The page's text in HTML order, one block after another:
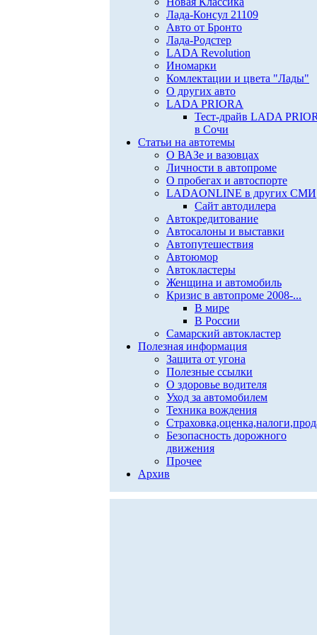
Лада-Консул 21109
Авто от Бронто
Лада-Родстер
LADA Revolution
Иномарки
Комлектации и цвета "Лады"
О других авто
LADA PRIORA
Тест-драйв LADA
в Сочи
Статьи на автотемы
О ВАЗе и вазовцах
Личности в автопроме
О пробегах и автоспорте
LADAONLINE в других СМИ
Сайт автодилера
Автокредитование
Автосалоны и выставки
Автопутешествия
Автоюмор
Автокластеры
Женщина и автомобиль
Кризис в автопроме 2008-...
В мире
В России
Самарский автокластер
Полезная информация
Защита от угона
Полезные ссылки
О здоровье водителя
Уход за автомобилем
Техника вождения
Безопасность дорожного
движения
Прочее
Архив